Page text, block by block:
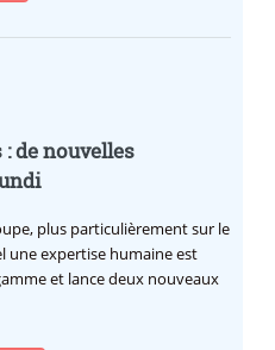
de nouvelles
plus particulièrement sur le
une expertise humaine est
et lance deux nouveaux